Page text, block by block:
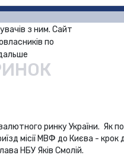
ринку України. Як
місії МВФ до Києва -
НБУ Яків Смолій.
з ним. Сайт
по